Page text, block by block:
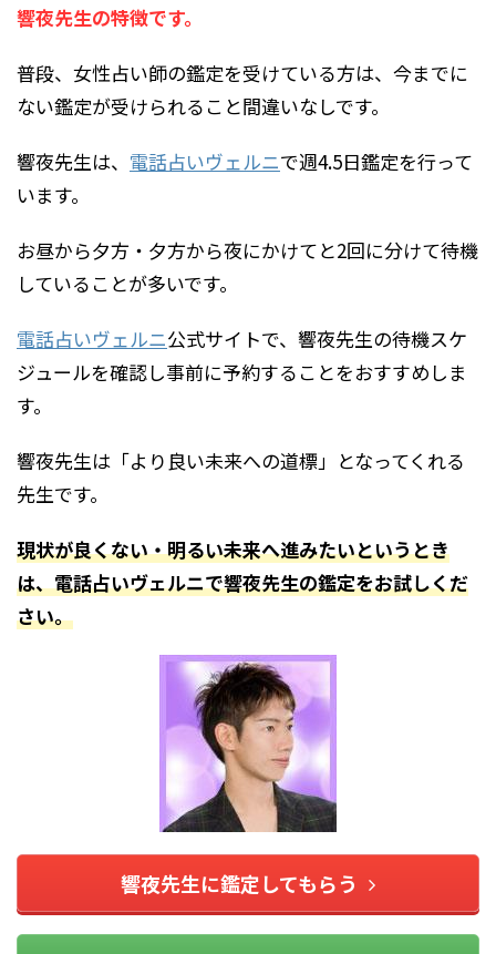
響夜先生の特徴です。
普段、女性占い師の鑑定を受けている方は、今までに
ない鑑定が受けられること間違いなしです。
響夜先生は、 電話占いヴェルニで週4.5日鑑定を行って
います。
お昼から夕方・夕方から夜にかけてと2回に分けて待機
していることが多いです。
電話占いヴェルニ公式サイトで、響夜先生の待機スケ
ジュールを確認し事前に予約することをおすすめしま
す。
響夜先生は「より良い未来への道標」となってくれる
先生です。
現状が良くない・明るい未来へ進みたいというとき
は、電話占いヴェルニで響夜先生の鑑定をお試しくだ
さい。
響夜先生に鑑定してもらう